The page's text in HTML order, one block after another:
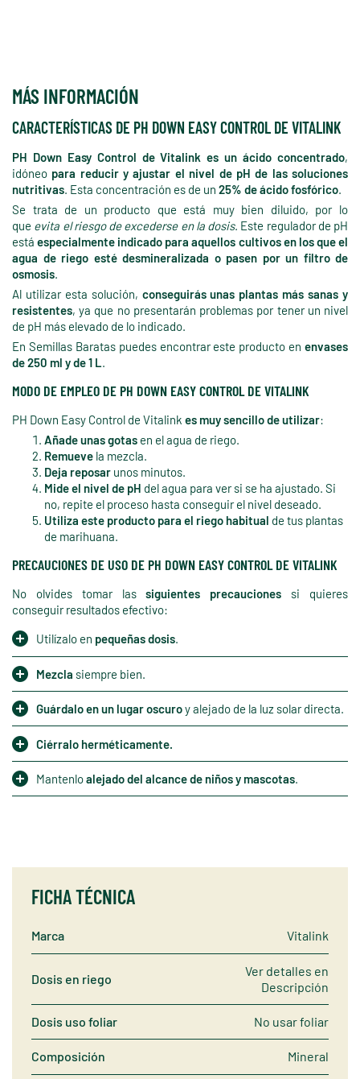
MÁS INFORMACIÓN
CARACTERÍSTICAS DE PH DOWN EASY CONTROL DE VITALINK
PH Down Easy Control de Vitalink es un ácido concentrado,
idóneo para reducir y ajustar el nivel de pH de las soluciones
nutritivas. Esta concentración es de un 25% de ácido fosfórico.
Se trata de un producto que está muy bien diluido, por lo
que evita el riesgo de excederse en la dosis. Este regulador de pH
estáespecialmente indicado para aquellos cultivos en los que el
agua de riego esté desmineralizada o pasen por un filtro de
osmosis.
Al utilizar esta solución, conseguirás unas plantas más sanas y
resistentes, ya que no presentarán problemas por tener un nivel
de pH más elevado de lo indicado.
En Semillas Baratas puedes encontrar este producto en envases
de 250 ml y de 1 L.
MODO DE EMPLEO DE PH DOWN EASY CONTROL DE VITALINK
PH Down Easy Control de Vitalink es muy sencillo de utilizar:
Añade unas gotas en el agua de riego.
Remueve la mezcla.
Deja reposar unos minutos.
Mide el nivel de pH del agua para ver si se ha ajustado. Si
no, repite el proceso hasta conseguir el nivel deseado.
Utiliza este producto para el riego habitual de tus plantas
de marihuana.
PRECAUCIONES DE USO DE PH DOWN EASY CONTROL DE VITALINK
No olvides tomar lassiguientes precauciones si quieres
conseguir resultados efectivo:
Utilízalo en pequeñas dosis.
Mezcla siempre bien.
Guárdalo en un lugar oscuroy alejado de la luz solar directa.
Ciérralo herméticamente.
Mantenloalejado del alcance de niños y mascotas.
FICHA TÉCNICA
Marca Vitalink
Dosis en riego
Ver detalles en
Descripción
Dosis uso foliar No usar foliar
Composición Mineral